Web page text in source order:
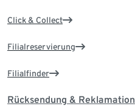
Click & Collect
Filialreservierung
Filialfinder
Rücksendung & Reklamation